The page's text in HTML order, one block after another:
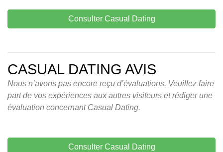
Consulter Casual Dating
CASUAL DATING AVIS
Nous n’avons pas encore reçu d’évaluations. Veuillez faire
part de vos expériences aux autres visiteurs et rédiger une
évaluation concernant Casual Dating.
Consulter Casual Dating